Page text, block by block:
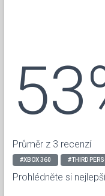
Průměr z 3 recenzí
#XBOX 360 #THIRD
Prohlédněte si